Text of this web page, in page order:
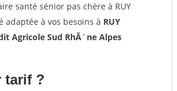
santé sénior pas chère à RUY
adaptée à vos besoins à RUY
Agricole Sud RhÃ´ne Alpes
tarif ?